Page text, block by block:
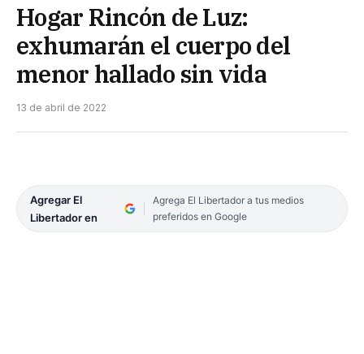
Hogar Rincón de Luz:
exhumarán el cuerpo del
menor hallado sin vida
13 de abril de 2022
Agregar El
Libertador en
Agrega El Libertador a tus medios
preferidos en Google